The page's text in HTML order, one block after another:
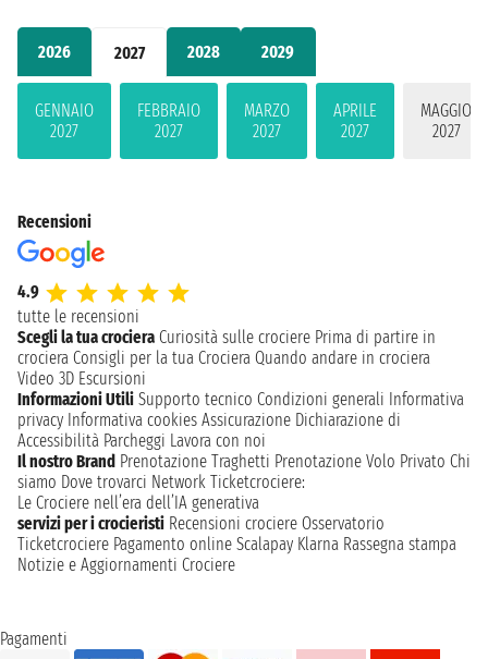
2026 2027 2028 2029
GENNAIO
2027
FEBBRAIO
2027
MARZO
2027
APRILE
2027
MAGGIO
2027
Recensioni
4.9
tutte le recensioni
Scegli la tua crociera Curiosità sulle crociere Prima di partire in
crociera Consigli per la tua Crociera Quando andare in crociera
Video 3D Escursioni
Informazioni Utili Supporto tecnico Condizioni generali Informativa
privacy Informativa cookies Assicurazione Dichiarazione di
Accessibilità Parcheggi Lavora con noi
Il nostro Brand Prenotazione Traghetti Prenotazione Volo Privato Chi
siamo Dove trovarci Network Ticketcrociere:
Le Crociere nell’era dell’IA generativa
servizi per i crocieristi Recensioni crociere Osservatorio
Ticketcrociere Pagamento online Scalapay Klarna Rassegna stampa
Notizie e Aggiornamenti Crociere
Pagamenti